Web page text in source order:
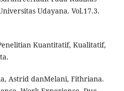
Udayana. Vol.17.3.
Kuantitatif, Kualitatif,
Astrid danMelani, Fithriana.